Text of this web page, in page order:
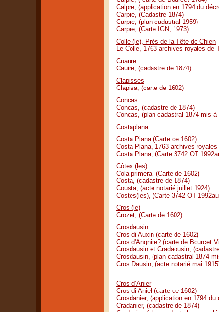
Calpre, (application en 1794 du
Carpre, (Cadastre 1874)
Carpre, (plan cadastral 1959)
Carpre, (Carte IGN, 1973)
Colle (le), Près de la Tête de Chien
Le Colle, 1763 archives royales de
Cuaure
Cauire, (cadastre de 1874)
Clapisses
Clapisa, (carte de 1602)
Concas
Concas, (cadastre de 1874)
Concas, (plan cadastral 1874 mis à
Costaplana
Costa Piana (Carte de 1602)
Costa Plana, 1763 archives royales
Costa Plana, (Carte 3742 OT
Côtes (les)
Cola primera, (Carte de 1602)
Costa, (cadastre de 1874)
Cousta, (acte notarié juillet 1924)
Costes(les), (Carte 3742 OT
Cros (le)
Crozet, (Carte de 1602)
Crosdausin
Cros di Auxin (carte de 1602)
Cros d'Angnire? (carte de Bourcet
Crosdausin et Cradaousin,
Crosdausin, (plan cadastral 1874
Cros Dausin, (acte notarié mai
Cros d’Anier
Cros di Aniel (carte de 1602)
Crosdanier, (application en 1794
Cradanier, (cadastre de 1874)